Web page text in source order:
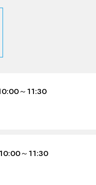
～11:30
10:00～11:30